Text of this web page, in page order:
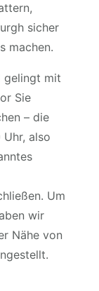
sicher
machen.
gelingt mit
Sie
– die
also
Um
wir
Nähe von